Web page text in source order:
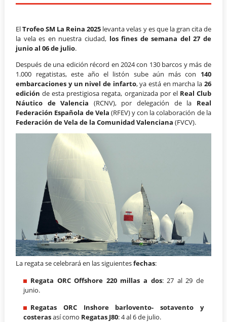
ElTrofeo SM La Reina 2025 levanta velas y es que la gran cita de
la vela es en nuestra ciudad, los fines de semana del 27 de
junio al 06 de julio.
Después de una edición récord en 2024 con 130 barcos y más de
1.000 regatistas, este año el listón sube aún más con 140
embarcaciones y un nivel de infarto, ya está en marcha la 26
edición de esta prestigiosa regata, organizada por elReal Club
Náutico de Valencia (RCNV), por delegación de la Real
Federación Española de Vela (RFEV) y con la colaboración de la
Federación de Vela de la Comunidad Valenciana (FVCV).
La regata se celebrará en las siguientesfechas:
Regata ORC Offshore 220 millas a dos: 27 al 29 de
junio.
Regatas ORC Inshore barlovento- sotavento y
costerasasí como Regatas J80: 4 al 6 de julio.